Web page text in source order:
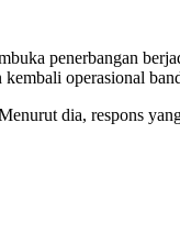
penerbangan
operasional
dia, respons